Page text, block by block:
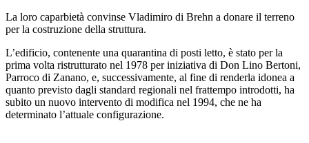
La loro caparbietà convinse Vladimiro di Brehn a donare il terreno
per la costruzione della struttura.
L’edificio, contenente una quarantina di posti letto, è stato per la
prima volta ristrutturato nel 1978 per iniziativa di Don Lino Bertoni,
Parroco di Zanano, e, successivamente, al fine di renderla idonea a
quanto previsto dagli standard regionali nel frattempo introdotti, ha
subito un nuovo intervento di modifica nel 1994, che ne ha
determinato l’attuale configurazione.